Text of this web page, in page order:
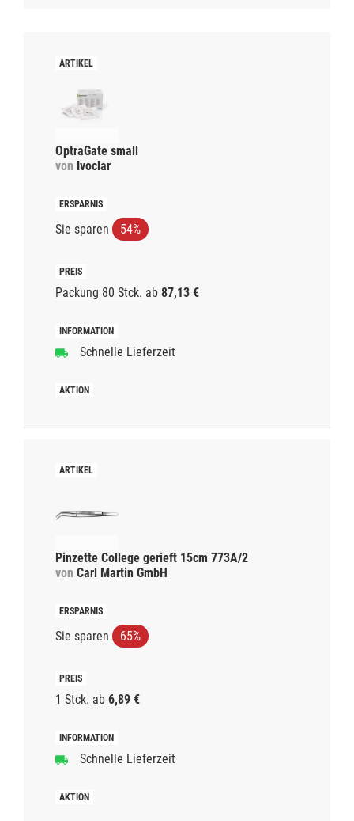
OptraGate small
von Ivoclar
Sie sparen 54%
Packung 80 Stck. ab 87,13 €
Schnelle Lieferzeit
Pinzette College gerieft 15cm 773A/2
von Carl Martin GmbH
Sie sparen 65%
1 Stck. ab 6,89 €
Schnelle Lieferzeit